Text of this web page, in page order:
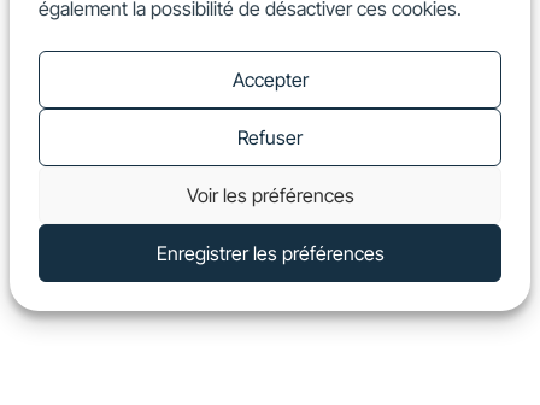
également la possibilité de désactiver ces cookies.
Accepter
Refuser
Voir les préférences
Enregistrer les préférences